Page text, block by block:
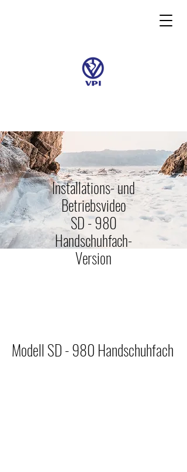
Installations- und
Betriebsvideo
SD - 980
Handschuhfach-
Version
Modell SD - 980 Handschuhfach